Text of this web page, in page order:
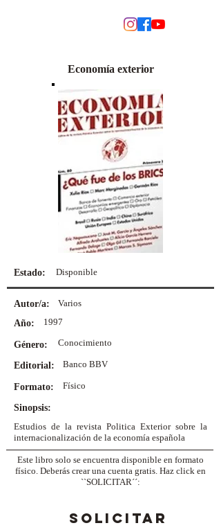
Economía exterior
Estado: Disponible
Autor/a:
Varios
Año:
1997
Género: Conocimiento
Banco BBV
Editorial:
Formato: Físico
Sinopsis:
Estudios de la revista Politica Exterior sobre la
internacionalización de la economía española
Este libro solo se encuentra disponible en formato
físico. Deberás crear una cuenta gratis. Haz click en
``SOLICITAR´´:
SOLICITAR